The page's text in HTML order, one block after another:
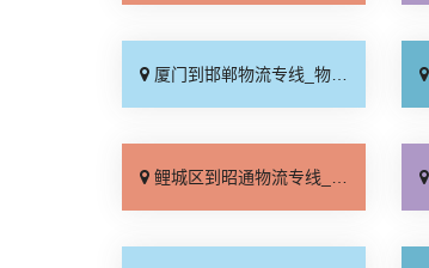
厦门到邯郸物流专线_物流拼车「全境配送」
鲤城区到昭通物流专线_定点发车「多少一方」